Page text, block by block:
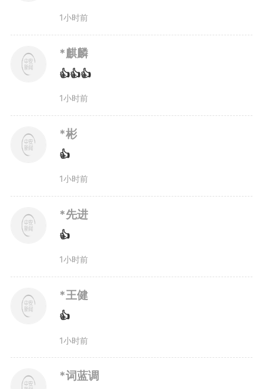
生物多样性是地球生命共同体
的血脉根基，也是生态文明建设的
重要内容。近年来，安徽省率先印
发实施《关于进一步加强生物多样
性保护的实施意见》，制修订110
规章，构建起全方位、多层次的法
治屏障。系统推进山水林田湖草沙
一体化保护和修复，巢湖、升金
湖、石臼湖等重要湿地水质持续向
好，万鸟翔集的“鸟浪”奇观成为安
徽生态名片的最美注脚。亚洲黑熊
在黄山密林中被红外相机首次确
1小时前
*麒麟
👍👍👍
1小时前
*彬
👍
1小时前
*先进
👍
1小时前
*王健
👍
1小时前
*词蓝调